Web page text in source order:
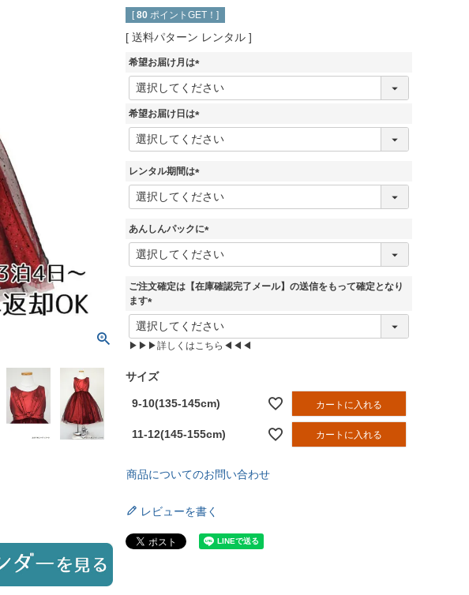
を予約 →
[ 80 ポイントGET！]
送料パターン レンタル
希望お届け月は
(
必
希望お届け日は
(
必
)
レンタル期間は
(
必
)
あんしんパックに
(
必
)
ご注文確定は【在庫確認完了メール】の送信をもって確定となり
ます
(
必
須
▶▶▶詳しくはこちら◀◀◀
サイズ
9-10(135-145cm) カートに入れる
11-12(145-155cm) カートに入れる
商品についてのお問い合わせ
レビューを書く